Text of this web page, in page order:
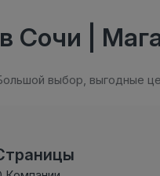
Сочи |
выбор, выгодные